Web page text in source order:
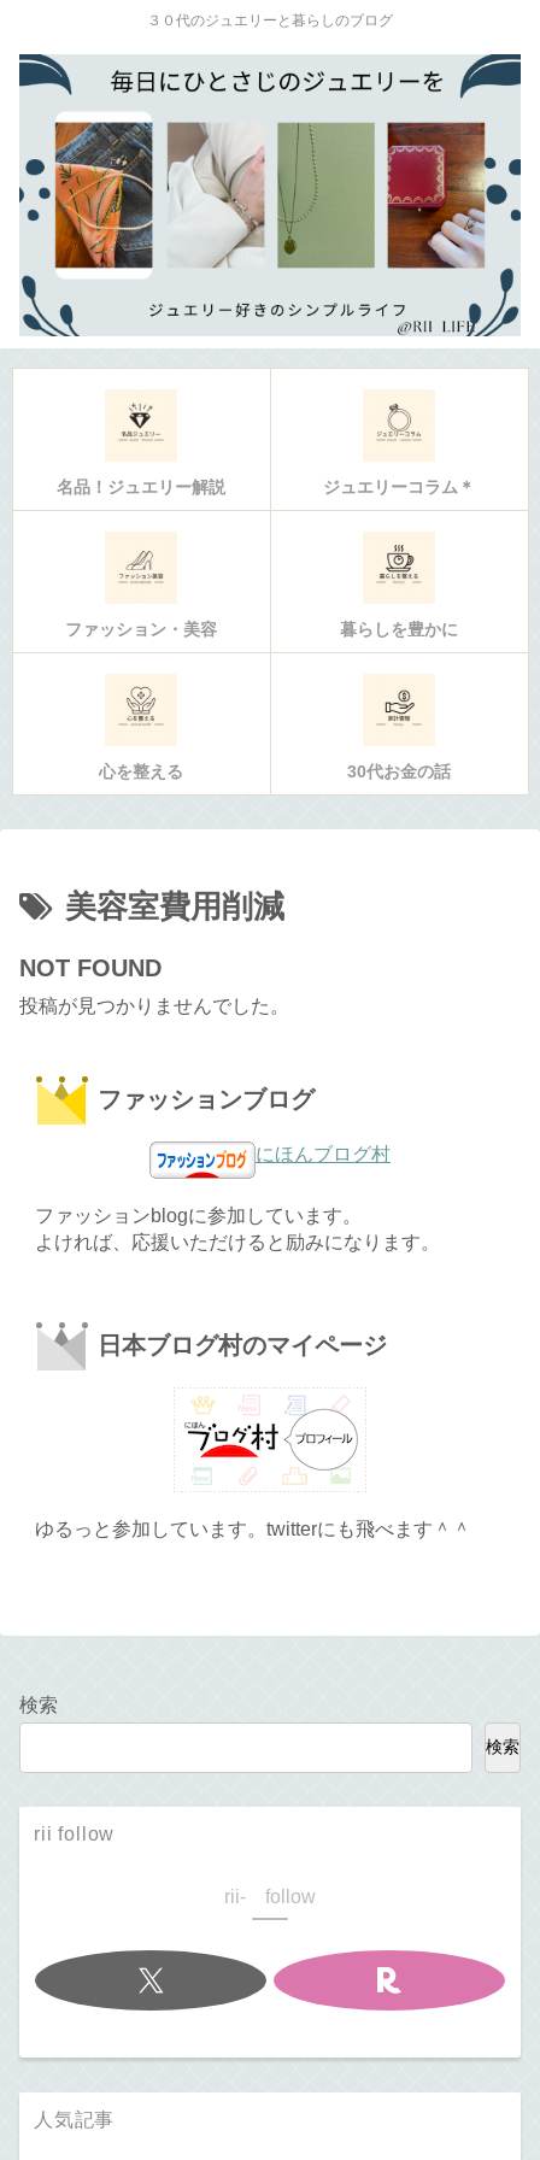
３０代のジュエリーと暮らしのブログ
名品！ジュエリー解説 ジュエリーコラム＊
ファッション・美容 暮らしを豊かに
心を整える 30代お金の話
美容室費用削減
NOT FOUND
投稿が見つかりませんでした。
ファッションブログ
にほんブログ村
ファッションblogに参加しています。
よければ、応援いただけると励みになります。
日本ブログ村のマイページ
ゆるっと参加しています。twitterにも飛べます＾＾
検索
検索
rii follow
rii- follow
人気記事